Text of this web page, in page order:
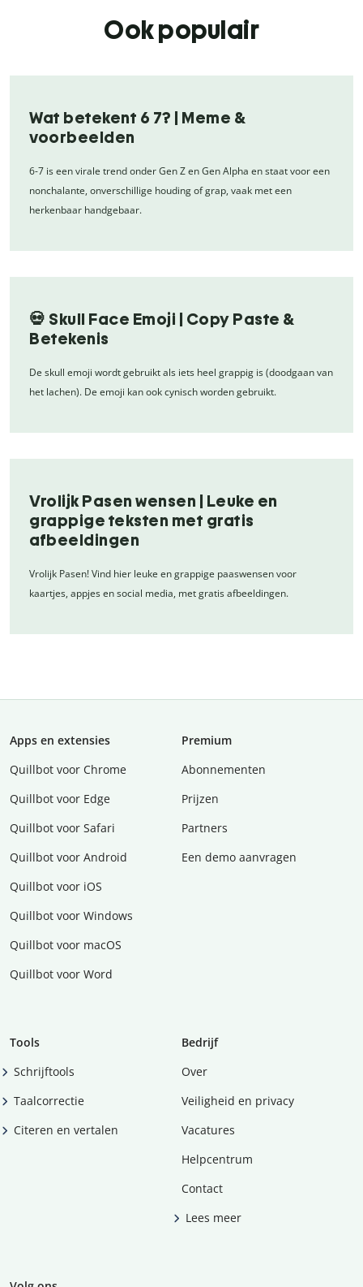
Ook populair
Wat betekent 6 7? | Meme &
voorbeelden
6-7 is een virale trend onder Gen Z en Gen Alpha en staat voor een
nonchalante, onverschillige houding of grap, vaak met een
herkenbaar handgebaar.
💀 Skull Face Emoji | Copy Paste &
Betekenis
De skull emoji wordt gebruikt als iets heel grappig is (doodgaan van
het lachen). De emoji kan ook cynisch worden gebruikt.
Vrolijk Pasen wensen | Leuke en
grappige teksten met gratis
afbeeldingen
Vrolijk Pasen! Vind hier leuke en grappige paaswensen voor
kaartjes, appjes en social media, met gratis afbeeldingen.
Apps en extensies
Quillbot voor Chrome
Quillbot voor Edge
Quillbot voor Safari
Quillbot voor Android
Quillbot voor iOS
Quillbot voor Windows
Quillbot voor macOS
Quillbot voor Word
Premium
Abonnementen
Prijzen
Partners
Een demo aanvragen
Tools
Schrijftools
Taalcorrectie
Citeren en vertalen
Bedrijf
Over
Veiligheid en privacy
Vacatures
Helpcentrum
Contact
Lees meer